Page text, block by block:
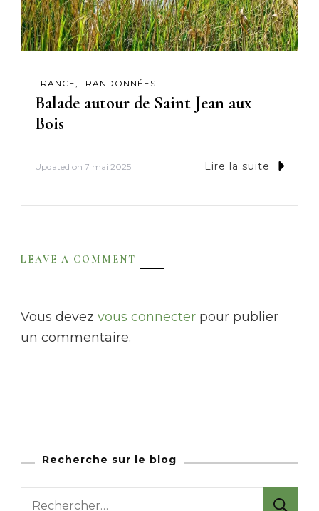
FRANCE RANDONNÉES
Balade autour de Saint Jean aux
Bois
Updated on 7 mai 2025 Lire la suite
LEAVE A COMMENT
Vous devez vous connecter pour publier
un commentaire.
Recherche sur le blog